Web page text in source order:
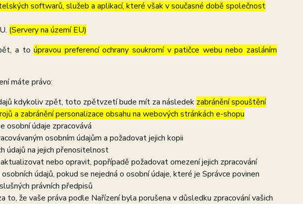
softwarů, služeb a aplikací, které však v současné době společnost
(Servery na území EU)
a toúpravou preferencí ochrany soukromí v patičce webu nebo zasláním
máte právo:
kdykoliv zpět, toto zpětvzetí bude mít za následek zabránění spouštění
a zabránění personalizace obsahu na webových stránkách e-shopu
osobní údaje zpracovává
osobním údajům a požadovat jejich kopii
údajů na jejich přenositelnost
nebo opravit, popřípadě požadovat omezení jejich zpracování
údajů, pokud se nejedná o osobní údaje, které je Správce povinen
právních předpisů
to, že vaše práva podle Nařízení byla porušena v důsledku zpracování vašich